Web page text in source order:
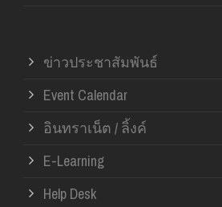
ข่าวประชาสัมพันธ์
Event Calendar
อินทราเน็ต / ลิ้งค์
E-Learning
Help Desk